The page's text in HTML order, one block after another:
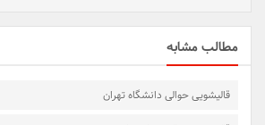
مطالب مشابه
قالیشویی حوالی دانشگاه تهران